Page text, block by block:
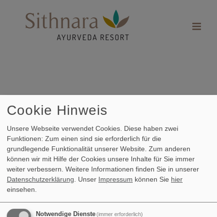
Cookie Hinweis
Unsere Webseite verwendet Cookies. Diese haben zwei
Funktionen: Zum einen sind sie erforderlich für die
grundlegende Funktionalität unserer Website. Zum anderen
können wir mit Hilfe der Cookies unsere Inhalte für Sie immer
weiter verbessern. Weitere Informationen finden Sie in unserer
Datenschutzerklärung. Unser Impressum können Sie hier
einsehen.
Notwendige Dienste(immer erforderlich)
Zeige
Bild